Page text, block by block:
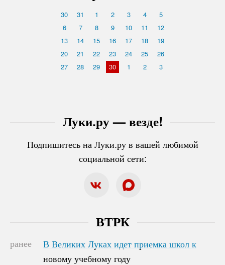
Луки.ру — везде!
Подпишитесь на Луки.ру в вашей любимой
социальной сети:
30 31 1 2 3 4
5
6
7 8 9 10 11
12
13
14 15 16 17 18
19
20
21 22 23 24 25
26
27
28 29 30 1 2 3
ВТРК
ранее
В Великих Луках идет приемка школ к
новому учебному году
В Великих Луках идет приемка школ к
новому учебному году